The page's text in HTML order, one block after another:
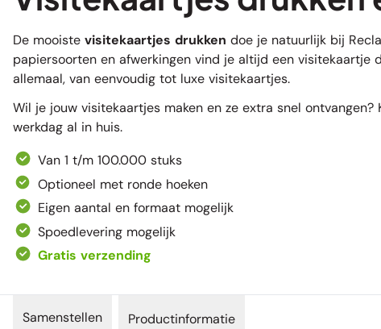
De mooiste visitekaartjes drukken doe je natuurlijk bij
papiersoorten en afwerkingen vind je altijd een
allemaal, van eenvoudig tot luxe visitekaartjes.
Wil je jouw visitekaartjes maken en ze extra snel
werkdag al in huis.
Van 1 t/m 100.000 stuks
Optioneel met ronde hoeken
Eigen aantal en formaat mogelijk
Spoedlevering mogelijk
Gratis verzending
Samenstellen Productinformatie